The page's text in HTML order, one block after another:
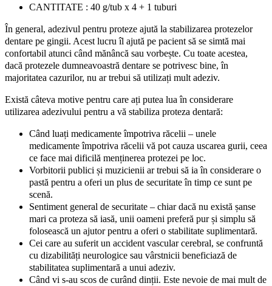
CANTITATE : 40 g/tub x 4 + 1 tuburi
În general, adezivul pentru proteze ajută la stabilizarea protezelor
dentare pe gingii. Acest lucru îl ajută pe pacient să se simtă mai
confortabil atunci când mănâncă sau vorbește. Cu toate acestea,
dacă protezele dumneavoastră dentare se potrivesc bine, în
majoritatea cazurilor, nu ar trebui să utilizați mult adeziv.
Există câteva motive pentru care ați putea lua în considerare
utilizarea adezivului pentru a vă stabiliza proteza dentară:
Când luați medicamente împotriva răcelii – unele
medicamente împotriva răcelii vă pot cauza uscarea gurii, ceea
ce face mai dificilă menținerea protezei pe loc.
Vorbitorii publici și muzicienii ar trebui să ia în considerare o
pastă pentru a oferi un plus de securitate în timp ce sunt pe
scenă.
Sentiment general de securitate – chiar dacă nu există șanse
mari ca proteza să iasă, unii oameni preferă pur și simplu să
folosească un ajutor pentru a oferi o stabilitate suplimentară.
Cei care au suferit un accident vascular cerebral, se confruntă
cu dizabilități neurologice sau vârstnicii beneficiază de
stabilitatea suplimentară a unui adeziv.
Când vi s-au scos de curând dinții. Este nevoie de mai mult de